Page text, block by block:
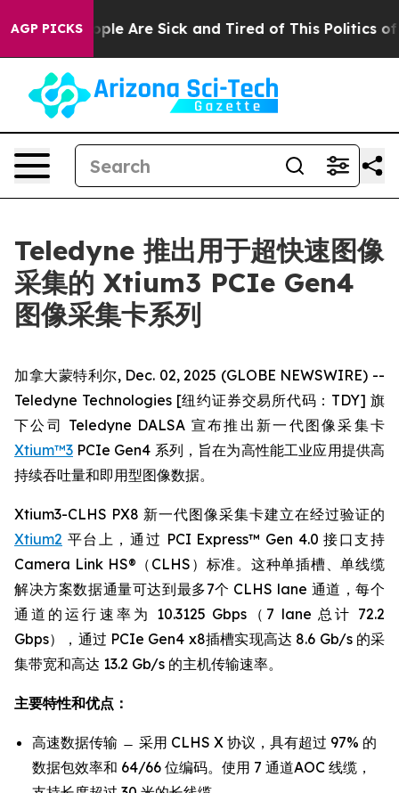
AGP PICKS
“People Are Sick and Tired of This Politics of
Teledyne 推出用于超快速图像
采集的 Xtium3 PCIe Gen4
图像采集卡系列
加拿大蒙特利尔, Dec. 02, 2025 (GLOBE NEWSWIRE) --
Teledyne Technologies [纽约证券交易所代码：TDY] 旗
下公司 Teledyne DALSA 宣布推出新一代图像采集卡
Xtium™3 PCIe Gen4 系列，旨在为高性能工业应用提供高
持续吞吐量和即用型图像数据。
Xtium3-CLHS PX8 新一代图像采集卡建立在经过验证的
Xtium2 平台上，通过 PCI Express™ Gen 4.0 接口支持
Camera Link HS®（CLHS）标准。这种单插槽、单线缆
解决方案数据通量可达到最多7个 CLHS lane 通道，每个
通道的运行速率为 10.3125 Gbps（7 lane 总计 72.2
Gbps），通过 PCIe Gen4 x8插槽实现高达 8.6 Gb/s 的采
集带宽和高达 13.2 Gb/s 的主机传输速率。
主要特性和优点：
高速数据传输 ̶ 采用 CLHS X 协议，具有超过 97% 的
数据包效率和 64/66 位编码。使用 7 通道AOC 线缆，